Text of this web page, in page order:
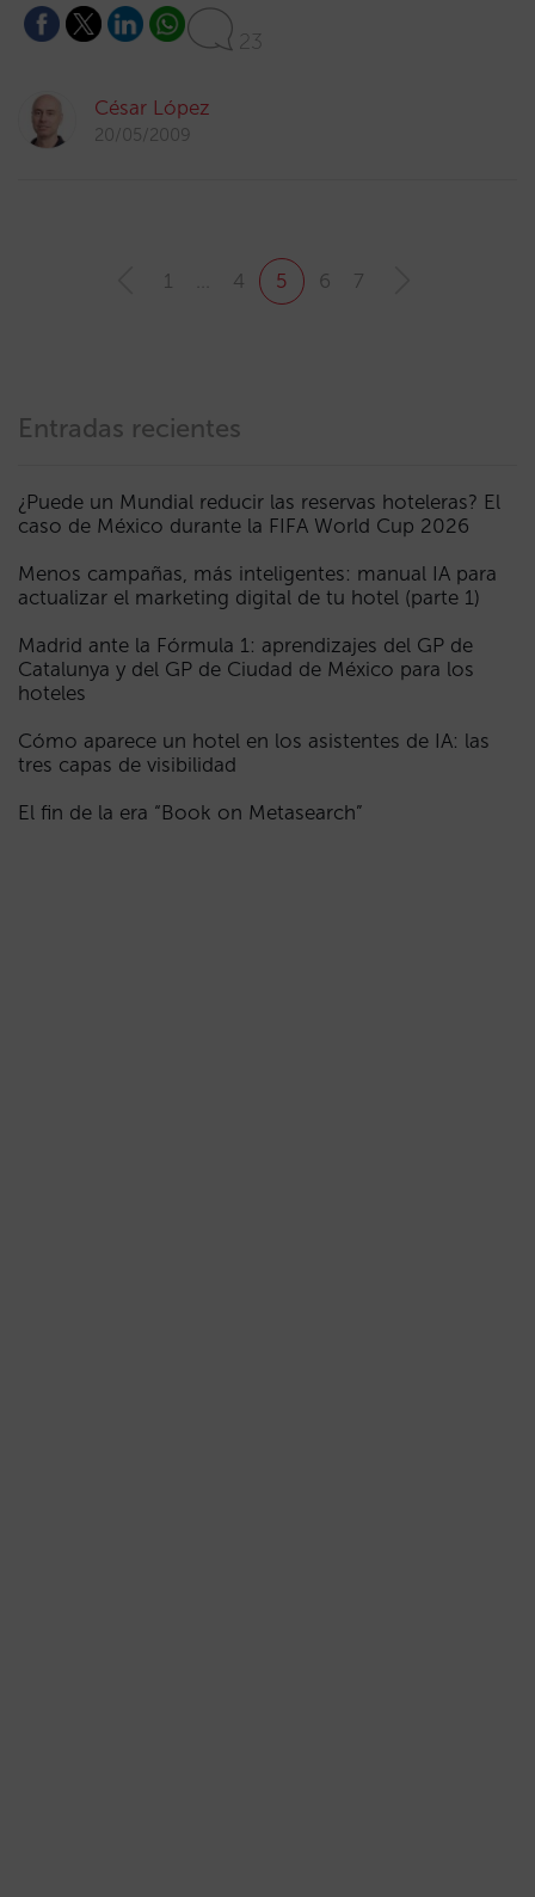
23
César López
20/05/2009
1 4 5 6 7
Entradas recientes
¿Puede un Mundial reducir las reservas hoteleras? El
caso de México durante la FIFA World Cup 2026
Menos campañas, más inteligentes: manual IA para
actualizar el marketing digital de tu hotel (parte 1)
Madrid ante la Fórmula 1: aprendizajes del GP de
Catalunya y del GP de Ciudad de México para los
hoteles
Cómo aparece un hotel en los asistentes de IA: las
tres capas de visibilidad
El fin de la era “Book on Metasearch”